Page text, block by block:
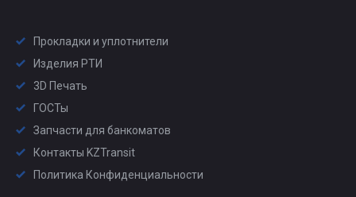
Прокладки и уплотнители
Изделия РТИ
3D Печать
ГОСТы
Запчасти для банкоматов
Контакты KZTransit
Политика Конфиденциальности